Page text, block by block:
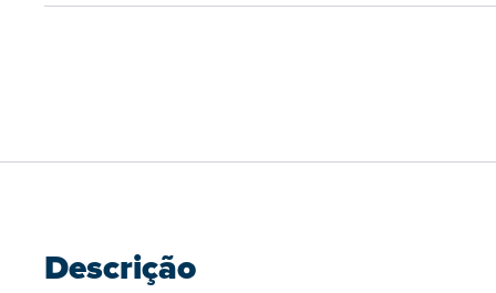
Descrição